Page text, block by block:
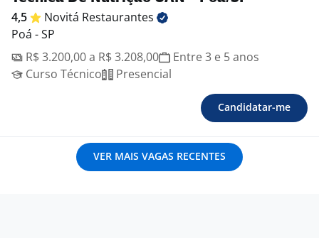
4,5 Novitá Restaurantes
Poá - SP
R$ 3.200,00 a R$ 3.208,00
Entre 3 e 5 anos
Curso Técnico
Presencial
Candidatar-me
VER MAIS VAGAS RECENTES